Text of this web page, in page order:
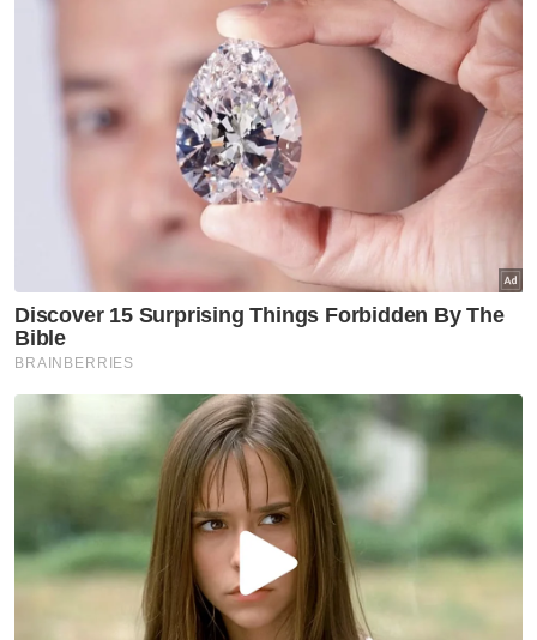
K. Lumpur
Kelantan
Melaka
N. Sembilan
Putrajaya
Sabah
Sarawak
Terengganu
Masuk | Daftar VPoints:0
Lelaki Maut
Tebang Pokok
Hutan